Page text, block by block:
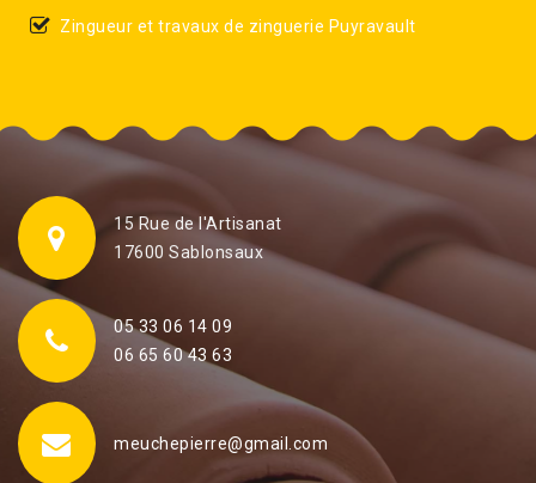
Zingueur et travaux de zinguerie Puyravault
15 Rue de l'Artisanat
17600 Sablonsaux
05 33 06 14 09
06 65 60 43 63
meuchepierre@gmail.com